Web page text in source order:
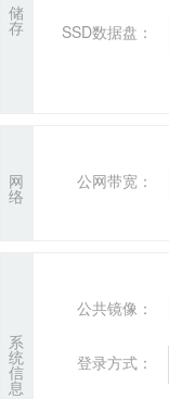
储
存 SSD数据盘：
网
络
公网带宽：
系
统
信
息
公共镜像：
登录方式：